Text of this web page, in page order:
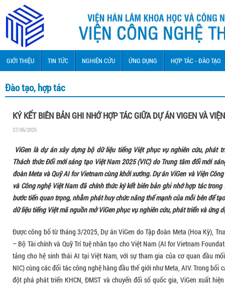
GIỚI THIỆU TIN TỨC NGHIÊN CỨU ỨNG DỤNG HỢP TÁC - ĐÀO TẠO
Đào tạo, hợp tác
KÝ KẾT BIÊN BẢN GHI NHỚ HỢP TÁC GIỮA DỰ ÁN VIGEN VÀ
27/06/2025
ViGen là dự án xây dựng bộ dữ liệu tiếng Việt phục vụ nghiên cứu, phát
Thách thức Đổi mới sáng tạo Việt Nam 2025 (VIC) do Trung tâm đổi mới
đoàn Meta và Quỹ AI for Vietnam cùng khởi xướng. Dự án ViGen và Viện
và Công nghệ Việt Nam đã chính thức ký kết biên bản ghi nhớ hợp tác
bước tiến quan trọng, nhằm phát huy chức năng thế mạnh của mỗi bên để
dữ liệu tiếng Việt mã nguồn mở ViGen phục vụ nghiên cứu, phát triển và ứng
Được công bố từ tháng 3/2025, Dự án ViGen do Tập đoàn Meta (Hoa Kỳ),
– Bộ Tài chính và Quỹ Trí tuệ nhân tạo cho Việt Nam (AI for Vietnam
tảng cho hệ sinh thái AI tại Việt Nam, với sự tham gia của cơ quan đầu
NIC) cùng các đối tác công nghệ hàng đầu thế giới như Meta, AIV. Trong bối
đột phá phát triển KHCN, ĐMST và chuyển đổi số quốc gia, ViGen xuất